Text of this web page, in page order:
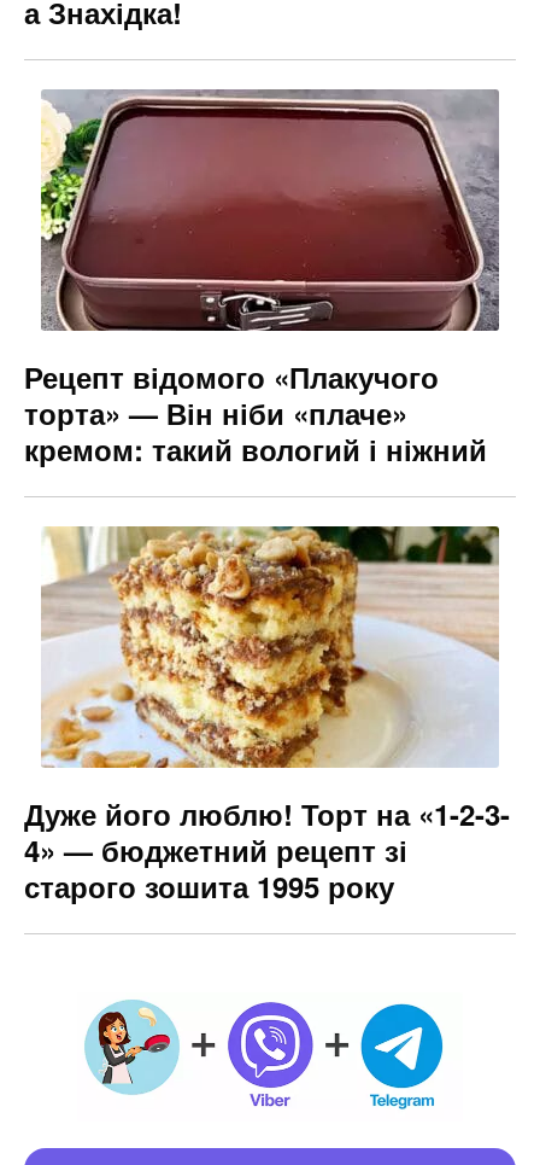
а Знахідка!
Рецепт відомого «Плакучого
торта» — Він ніби «плаче»
кремом: такий вологий і ніжний
Дуже його люблю! Торт на «1-2-3-
4» — бюджетний рецепт зі
старого зошита 1995 року